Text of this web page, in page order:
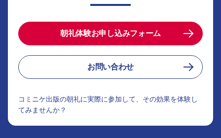
朝礼体験お申し込みフォーム
お問い合わせ
コミニケ出版の朝礼に実際に参加して、その効果を体験し
てみませんか？